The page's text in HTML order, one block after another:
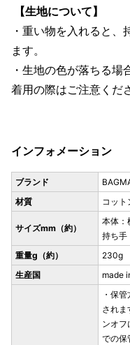
【生地について】
・重い物を入れると
ます。
・生地の色が落ちる
着用の際はご注意くだ
インフォメーション
ブランド
材質
コット
サイズmm（約）
本体：
持ち手
重量g（約）
230g
生産国
made
・保
されま
ンオフ
での保